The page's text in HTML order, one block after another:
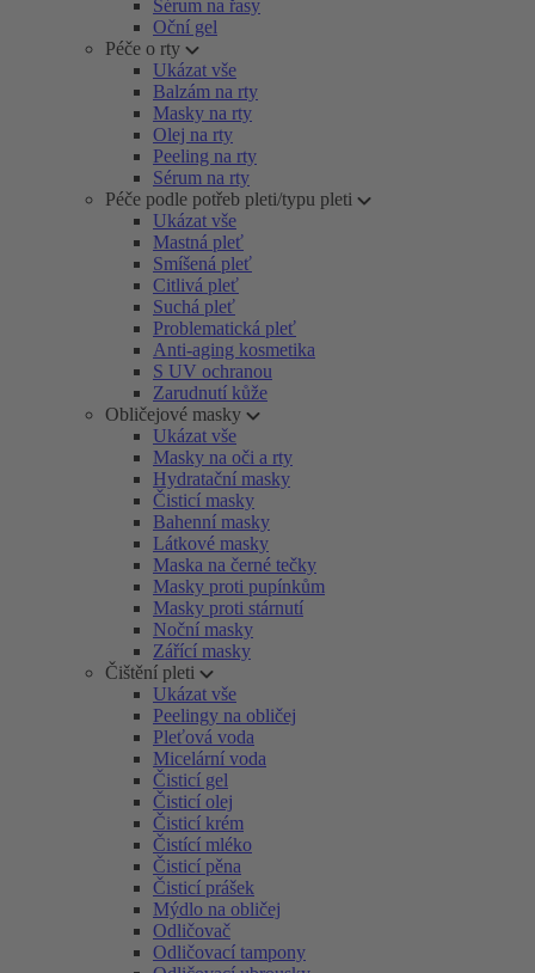
Sérum na řasy
Oční gel
Péče o rty
Ukázat vše
Balzám na rty
Masky na rty
Olej na rty
Peeling na rty
Sérum na rty
Péče podle potřeb pleti/typu pleti
Ukázat vše
Mastná pleť
Smíšená pleť
Citlivá pleť
Suchá pleť
Problematická pleť
Anti-aging kosmetika
S UV ochranou
Zarudnutí kůže
Obličejové masky
Ukázat vše
Masky na oči a rty
Hydratační masky
Čisticí masky
Bahenní masky
Látkové masky
Maska na černé tečky
Masky proti pupínkům
Masky proti stárnutí
Noční masky
Zářící masky
Čištění pleti
Ukázat vše
Peelingy na obličej
Pleťová voda
Micelární voda
Čisticí gel
Čisticí olej
Čisticí krém
Čistící mléko
Čisticí pěna
Čisticí prášek
Mýdlo na obličej
Odličovač
Odličovací tampony